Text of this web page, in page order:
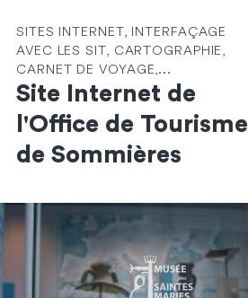
SITES INTERNET, INTERFAÇAGE
AVEC LES SIT, CARTOGRAPHIE,
CARNET DE VOYAGE,...
Site Internet de
l'Office de Tourisme
de Sommières